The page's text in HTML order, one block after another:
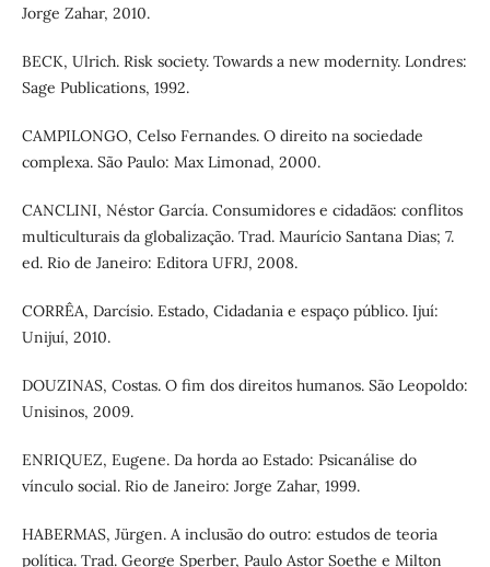
Jorge Zahar, 2010.
BECK, Ulrich. Risk society. Towards a new modernity. Londres:
Sage Publications, 1992.
CAMPILONGO, Celso Fernandes. O direito na sociedade
complexa. São Paulo: Max Limonad, 2000.
CANCLINI, Néstor García. Consumidores e cidadãos: conflitos
multiculturais da globalização. Trad. Maurício Santana Dias; 7.
ed. Rio de Janeiro: Editora UFRJ, 2008.
CORRÊA, Darcísio. Estado, Cidadania e espaço público. Ijuí:
Unijuí, 2010.
DOUZINAS, Costas. O fim dos direitos humanos. São Leopoldo:
Unisinos, 2009.
ENRIQUEZ, Eugene. Da horda ao Estado: Psicanálise do
vínculo social. Rio de Janeiro: Jorge Zahar, 1999.
HABERMAS, Jürgen. A inclusão do outro: estudos de teoria
política. Trad. George Sperber, Paulo Astor Soethe e Milton